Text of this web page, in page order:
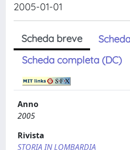
2005-01-01
Scheda breve
Scheda completa (DC)
Anno
2005
Rivista
STORIA IN LOMBARDIA